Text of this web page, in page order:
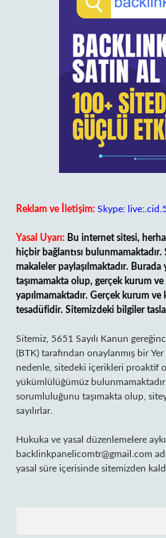
Reklam ve İletişim: Skype:
Yasal Uyarı: Bu internet sitesi,
hiçbir bağlantısı bulunmamaktadır.
makaleler paylaşılmaktadır.
taşımamakta olup, gerçek kurum ve
yapılmamaktadır. Gerçek kurum
tesadüfidir. Sitemizdeki bilgiler
Sitemiz, 5651 Sayılı Kanun
(BTK) tarafından onaylanmış bir
nedenle, sitedeki içerikleri proaktif
yükümlülüğümüz
sorumluluğunu taşımakta olup,
sayılırlar.
Hukuka ve yasal düzenlemelere
backlinkpanelicomtr@gmail.com
yasal süre içerisinde sitemizden